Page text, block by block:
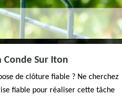
Sur Iton
de clôture fiable ? Ne cherchez
fiable pour réaliser cette tâche